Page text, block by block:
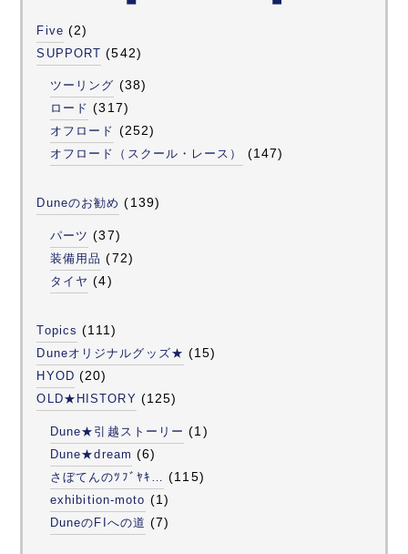
Five (2)
SUPPORT (542)
ツーリング (38)
ロード (317)
オフロード (252)
オフロード（スクール・レース） (147)
Duneのお勧め (139)
パーツ (37)
装備用品 (72)
タイヤ (4)
Topics (111)
Duneオリジナルグッズ★ (15)
HYOD (20)
OLD★HISTORY (125)
Dune★引越ストーリー (1)
Dune★dream (6)
さぼてんのﾂﾌﾞﾔｷ… (115)
exhibition-moto (1)
DuneのFIへの道 (7)